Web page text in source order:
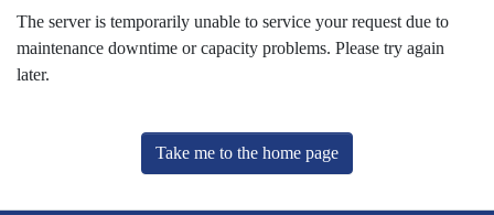
The server is temporarily unable to service your request due to
maintenance downtime or capacity problems. Please try again
later.
Take me to the home page